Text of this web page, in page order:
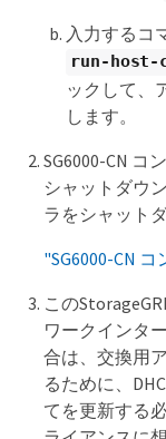
入力するコ
run-host-
ックして、
します。
SG6000-CN コ
シャットダウ
ラをシャット
"SG6000-CN
この
ワークインタ
合は、交換用
るために、
てを更新する